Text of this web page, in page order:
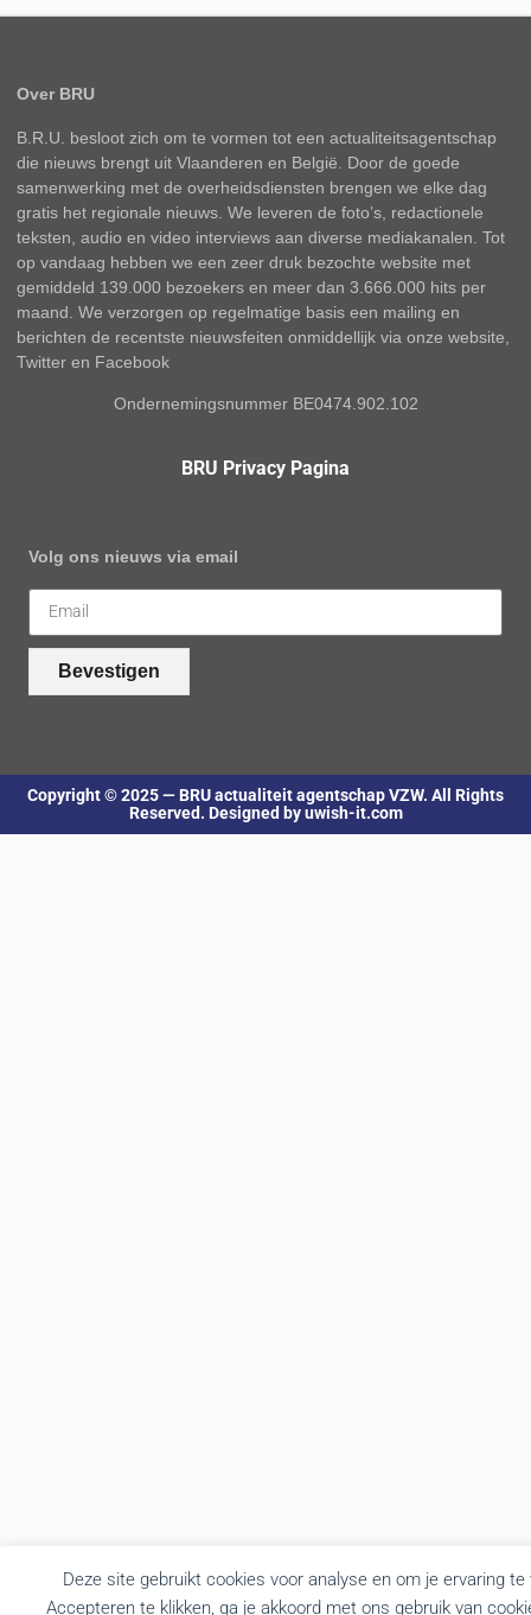
Deze site gebruikt cookies voor analyse en om je ervaring
Accepteren te klikken, ga je akkoord met ons gebruik van
Over BRU
B.R.U. besloot zich om te vormen tot een actualiteitsagentschap
die nieuws brengt uit Vlaanderen en België. Door de goede
samenwerking met de overheidsdiensten brengen we elke dag
gratis het regionale nieuws. We leveren de foto’s, redactionele
teksten, audio en video interviews aan diverse mediakanalen. Tot
op vandaag hebben we een zeer druk bezochte website met
gemiddeld 139.000 bezoekers en meer dan 3.666.000 hits per
maand. We verzorgen op regelmatige basis een mailing en
berichten de recentste nieuwsfeiten onmiddellijk via onze website,
Twitter en Facebook
Ondernemingsnummer BE0474.902.102
BRU Privacy Pagina
Volg ons nieuws via email
Bevestigen
Copyright © 2025 — BRU actualiteit agentschap VZW. All Rights
Reserved. Designed by uwish-it.com